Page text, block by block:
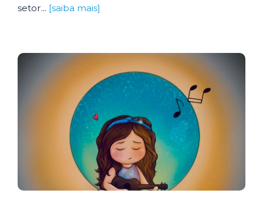
setor... [saiba mais]